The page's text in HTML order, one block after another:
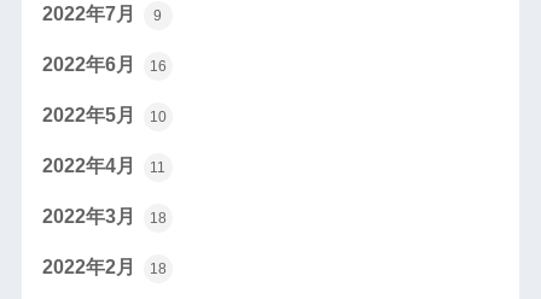
2022年7月 9
2022年6月 16
2022年5月 10
2022年4月 11
2022年3月 18
2022年2月 18